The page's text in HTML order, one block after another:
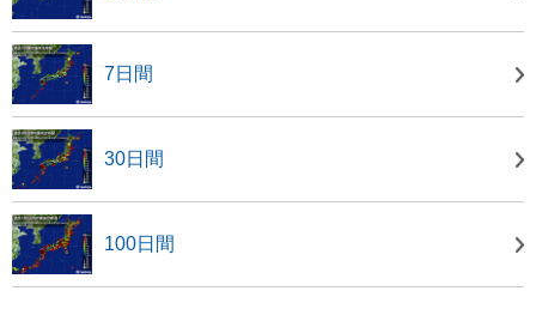
7日間
30日間
100日間